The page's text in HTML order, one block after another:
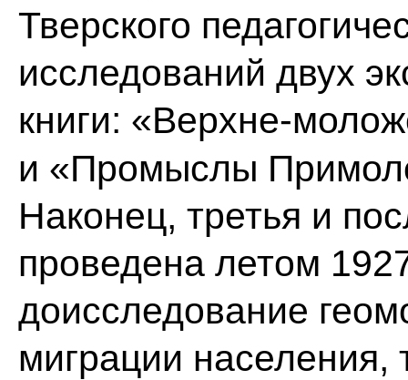
Тверского
исследований двух
книги: «Верхне-
и «Промыслы
Наконец, третья и
проведена летом
доисследование
миграции населения,